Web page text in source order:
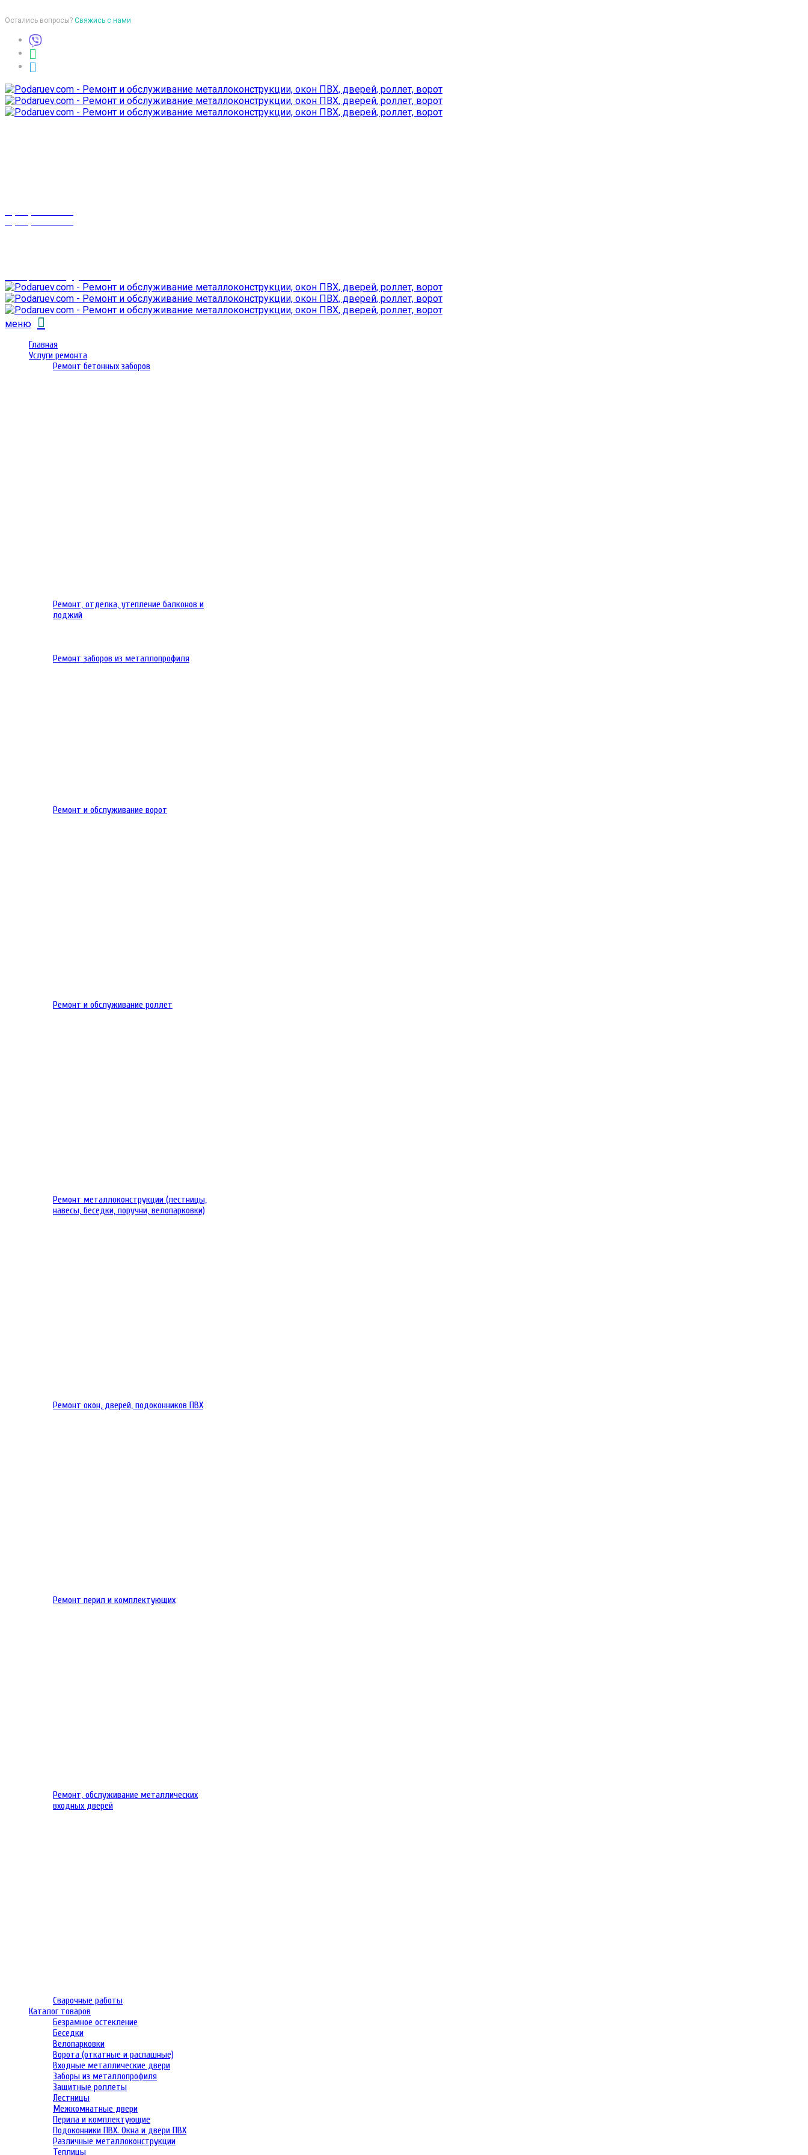
Остались вопросы? Свяжись с нами
меню
Главная
Услуги ремонта
Ремонт бетонных заборов
Ремонт, отделка, утепление балконов и
лоджий
Ремонт заборов из металлопрофиля
Ремонт и обслуживание ворот
Ремонт и обслуживание роллет
Ремонт металлоконструкции (лестницы,
навесы, беседки, поручни, велопарковки)
Ремонт окон, дверей, подоконников ПВХ
Ремонт перил и комплектующих
Ремонт, обслуживание металлических
входных дверей
Сварочные работы
Каталог товаров
Безрамное остекление
Беседки
Велопарковки
Ворота (откатные и распашные)
Входные металлические двери
Заборы из металлопрофиля
Защитные роллеты
Лестницы
Межкомнатные двери
Перила и комплектующие
Подоконники ПВХ. Окна и двери ПВХ
Различные металлоконструкции
Теплицы